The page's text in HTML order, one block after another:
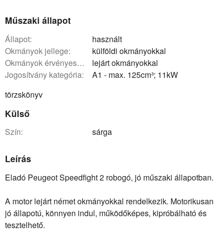
Műszaki állapot
állapot:
használt
okmányok jellege:
külföldi okmányokkal
okmányok érvényessége:
lejárt okmányokkal
Jogosítvány kategória:
A1 - max. 125cm³; 11kW
törzskönyv
Külső
szín: sárga
Leírás
Eladó Peugeot Speedfight 2 robogó, jó műszaki állapotban.
A motor lejárt német okmányokkal rendelkezik. Motorikusan
jó állapotú, könnyen indul, működőképes, kipróbálható és
tesztelhető.